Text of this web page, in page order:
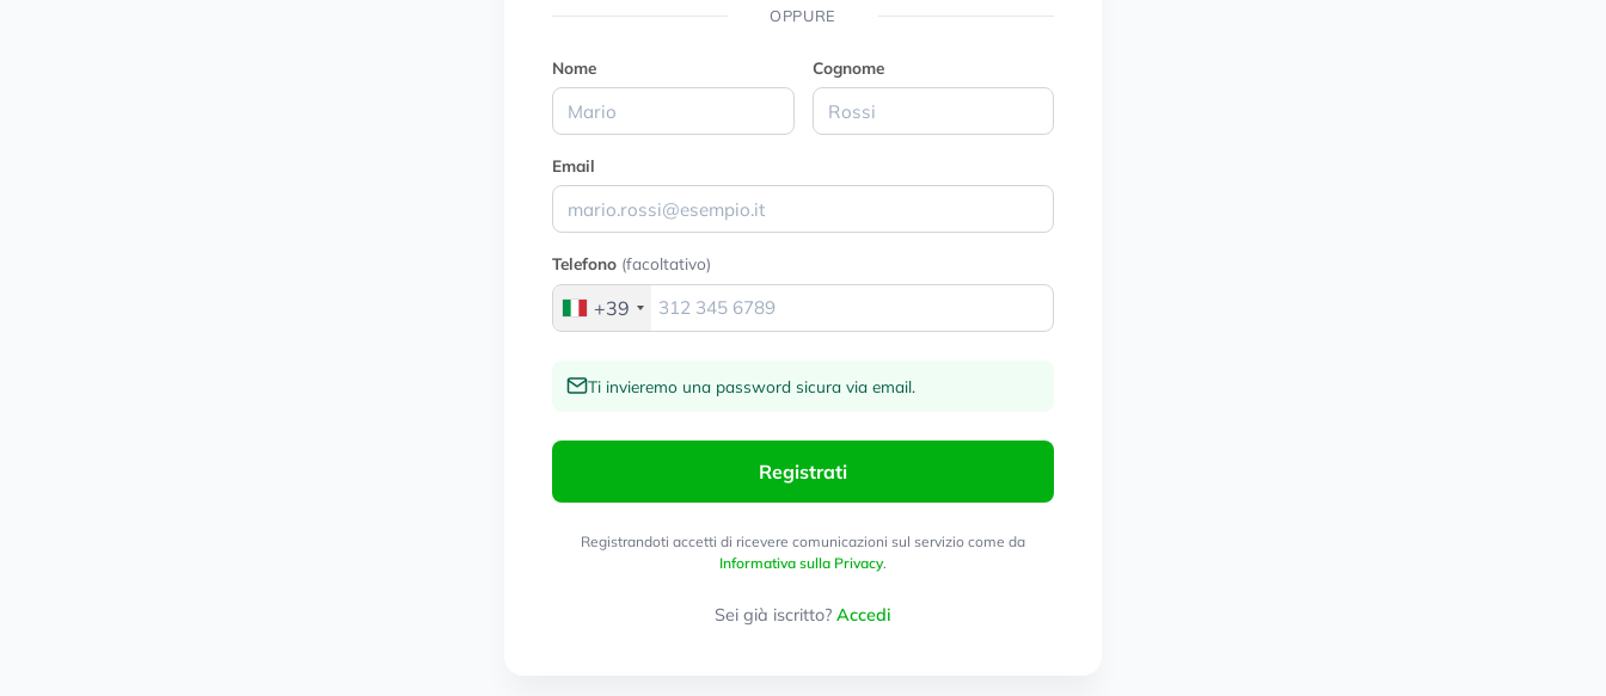
OPPURE
Nome Cognome
Email
Telefono (facoltativo)
+39
Ti invieremo una password sicura via email.
Registrati
Registrandoti accetti di ricevere comunicazioni sul servizio come da
Informativa sulla Privacy.
Sei già iscritto? Accedi